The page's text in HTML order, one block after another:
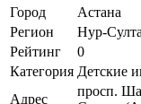
Город
Астана
Регион
Нур-
Рейтинг
0
Категория Детские
Адрес
просп.